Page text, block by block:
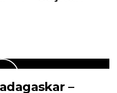
–